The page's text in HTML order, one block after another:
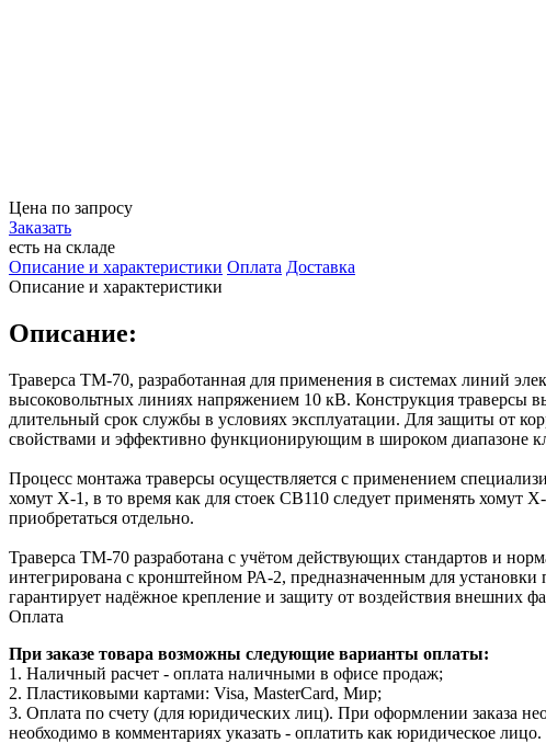
Цена по запросу
Заказать
есть на складе
Описание и характеристики Оплата Доставка
Описание и характеристики
Описание:
Траверса ТМ-70, разработанная для применения в системах линий
высоковольтных линиях напряжением 10 кВ. Конструкция траверсы
длительный срок службы в условиях эксплуатации. Для защиты от
свойствами и эффективно функционирующим в широком диапазоне
Процесс монтажа траверсы осуществляется с применением
хомут Х-1, в то время как для стоек СВ110 следует применять хомут
приобретаться отдельно.
Траверса ТМ-70 разработана с учётом действующих стандартов и
интегрирована с кронштейном РА-2, предназначенным для
гарантирует надёжное крепление и защиту от воздействия внешних
Оплата
При заказе товара возможны следующие варианты оплаты:
1. Наличный расчет - оплата наличными в офисе продаж;
2. Пластиковыми картами: Visa, MasterCard, Мир;
3. Оплата по счету (для юридических лиц). При оформлении заказа
необходимо в комментариях указать - оплатить как юридическое лицо.